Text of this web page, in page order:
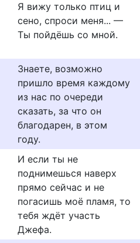
Я вижу только птиц и
сено, спроси меня... —
Ты пойдёшь со мной.
Знаете, возможно
пришло время каждому
из нас по очереди
сказать, за что он
благодарен, в этом
году.
И если ты не
поднимешься наверх
прямо сейчас и не
погасишь моё пламя, то
тебя ждёт участь
Джефа.